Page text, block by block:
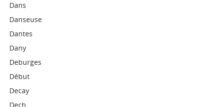
Dans
Danseuse
Dantes
Dany
Deburges
Début
Decay
Dech